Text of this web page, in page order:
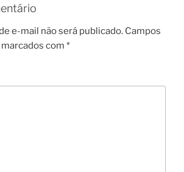
e-mail não será publicado. Campos
com *